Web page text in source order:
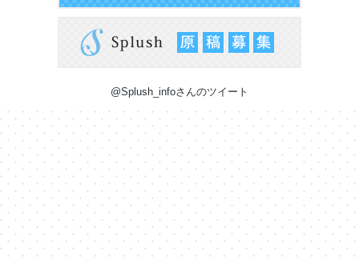
@Splush_infoさんのツイート